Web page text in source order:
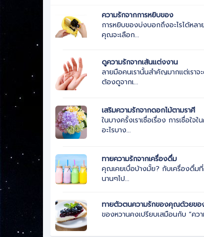
ความรักจากการหยิบของ
การหยิบของบ่งบอกถึงอะไรได้หล
คุณจะเลือก...
ดูความรักจากเส้นแต่งงาน
ลายมือคนเรานั้นสำคัญมากแต่เรา
ต้องดูจากเ...
เสริมความรักจากดอกไม้ตามราศี
ในบางครั้งเราเชื่อเรื่อง การเชื่อใ
อะไรบาง...
ทายความรักจากเครื่องดื่ม
คุณเคยเบื่อบ้างมั้ย? กับเครื่องดื่ม
นานๆไป...
ทายตัวตนความรักของคุณด้วยขอ
ของหวานคงเปรียบเสมือนกับ “คว